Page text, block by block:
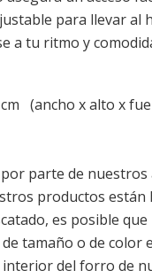
para llevar al
a tu ritmo y
(ancho x alto x
parte de nuestros
productos están
es posible
tamaño o de color
del forro de